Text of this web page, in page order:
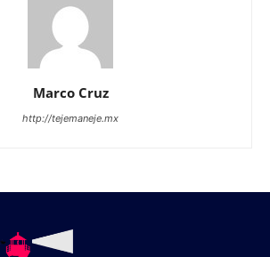
Marco Cruz
http://tejemaneje.mx